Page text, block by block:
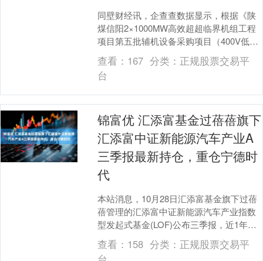
同壁财经讯，企查查数据显示，根据《陕
煤信阳2×1000MW高效超超临界机组工程
项目第五批辅机设备采购项目（400V低压
PC开关柜设备）中标结果公示》，广东明
阳电....
查看： 167 分类： 正规股票交易平
台
锦富优 汇添富基金过蓓蓓旗下
汇添富中证新能源汽车产业A
三季报最新持仓，重仓宁德时
代
本站消息，10月28日汇添富基金旗下过蓓
蓓管理的汇添富中证新能源汽车产业指数
型发起式基金(LOF)公布三季报，近1年净
值增长率44.54%。与上一季度相比，该
基....
查看： 158 分类： 正规股票交易平